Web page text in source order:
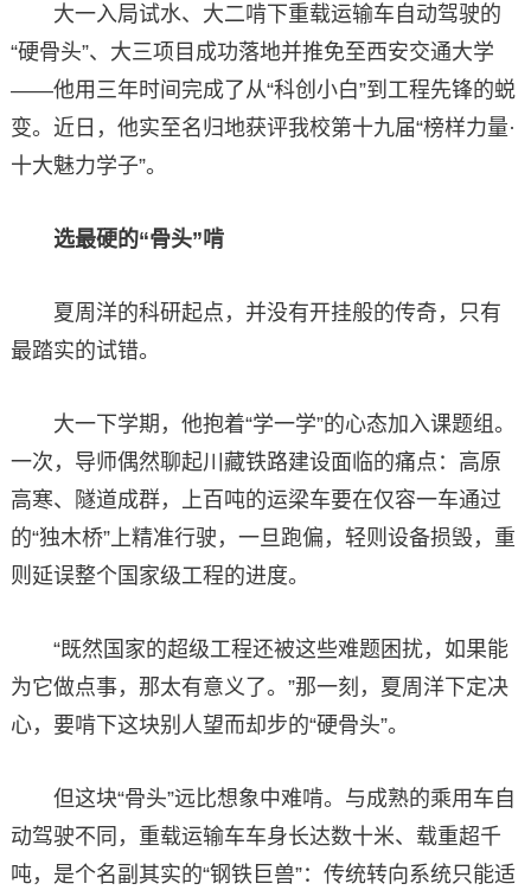
大一入局试水、大二啃下重载运输车自动驾驶的
“硬骨头”、大三项目成功落地并推免至西安交通大学
——他用三年时间完成了从“科创小白”到工程先锋的蜕
变。近日，他实至名归地获评我校第十九届“榜样力量·
十大魅力学子”。
选最硬的“骨头”啃
夏周洋的科研起点，并没有开挂般的传奇，只有
最踏实的试错。
大一下学期，他抱着“学一学”的心态加入课题组。
一次，导师偶然聊起川藏铁路建设面临的痛点：高原
高寒、隧道成群，上百吨的运梁车要在仅容一车通过
的“独木桥”上精准行驶，一旦跑偏，轻则设备损毁，重
则延误整个国家级工程的进度。
“既然国家的超级工程还被这些难题困扰，如果能
为它做点事，那太有意义了。”那一刻，夏周洋下定决
心，要啃下这块别人望而却步的“硬骨头”。
但这块“骨头”远比想象中难啃。与成熟的乘用车自
动驾驶不同，重载运输车车身长达数十米、载重超千
吨，是个名副其实的“钢铁巨兽”：传统转向系统只能适